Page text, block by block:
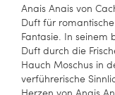
Anais Anais von
Duft für
Fantasie. In
Duft durch die
Hauch Moschus in
verführerische
Herzen von Anais